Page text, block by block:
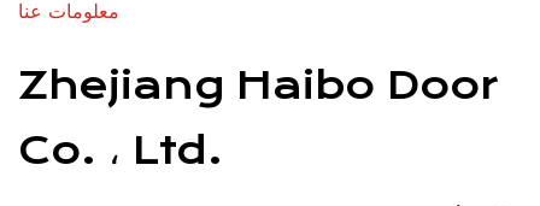
معلومات عنا
Zhejiang Haibo Door
Co. ، Ltd.